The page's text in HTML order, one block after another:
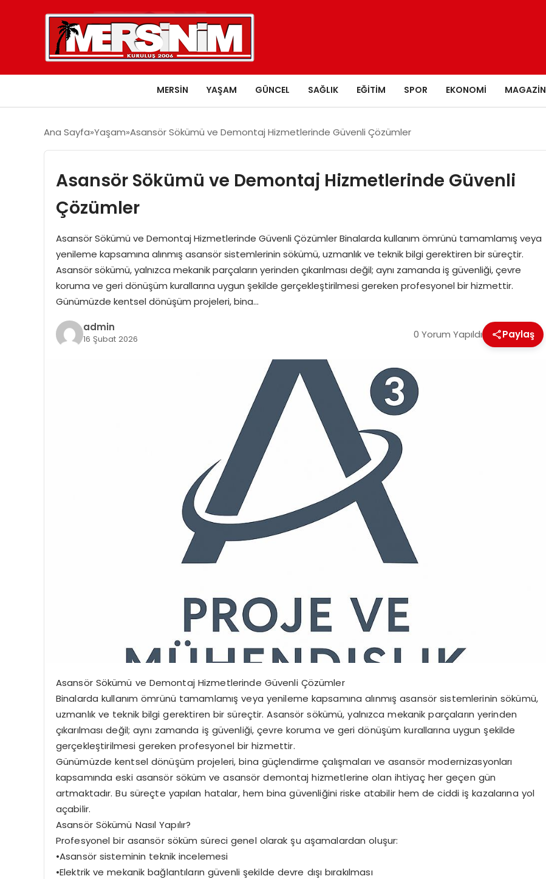
MERSIN YAŞAM GÜNCEL SAĞLIK EĞITIM SPOR EKONOMI MAGAZIN
Ana Sayfa Yaşam Asansör Sökümü ve Demontaj Hizmetlerinde Güvenli Çözümler
Asansör Sökümü ve Demontaj Hizmetlerinde Güvenli
Çözümler
Asansör Sökümü ve Demontaj Hizmetlerinde Güvenli Çözümler Binalarda kullanım ömrünü tamamlamış veya
yenileme kapsamına alınmış asansör sistemlerinin sökümü, uzmanlık ve teknik bilgi gerektiren bir süreçtir.
Asansör sökümü, yalnızca mekanik parçaların yerinden çıkarılması değil; aynı zamanda iş güvenliği, çevre
koruma ve geri dönüşüm kurallarına uygun şekilde gerçekleştirilmesi gereken profesyonel bir hizmettir.
Günümüzde kentsel dönüşüm projeleri, bina…
admin
16 Şubat 2026 0 Yorum Yapıldı Paylaş
Asansör Sökümü ve Demontaj Hizmetlerinde Güvenli Çözümler
Binalarda kullanım ömrünü tamamlamış veya yenileme kapsamına alınmış asansör sistemlerinin sökümü,
uzmanlık ve teknik bilgi gerektiren bir süreçtir. Asansör sökümü, yalnızca mekanik parçaların yerinden
çıkarılması değil; aynı zamanda iş güvenliği, çevre koruma ve geri dönüşüm kurallarına uygun şekilde
gerçekleştirilmesi gereken profesyonel bir hizmettir.
Günümüzde kentsel dönüşüm projeleri, bina güçlendirme çalışmaları ve asansör modernizasyonları
kapsamında eski asansör söküm ve asansör demontaj hizmetlerine olan ihtiyaç her geçen gün
artmaktadır. Bu süreçte yapılan hatalar, hem bina güvenliğini riske atabilir hem de ciddi iş kazalarına yol
açabilir.
Asansör Sökümü Nasıl Yapılır?
Profesyonel bir asansör söküm süreci genel olarak şu aşamalardan oluşur:
•Asansör sisteminin teknik incelemesi
•Elektrik ve mekanik bağlantıların güvenli şekilde devre dışı bırakılması